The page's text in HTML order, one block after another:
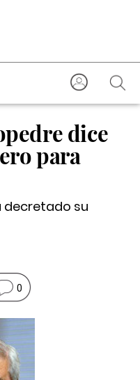
dice
para
decretado su
0